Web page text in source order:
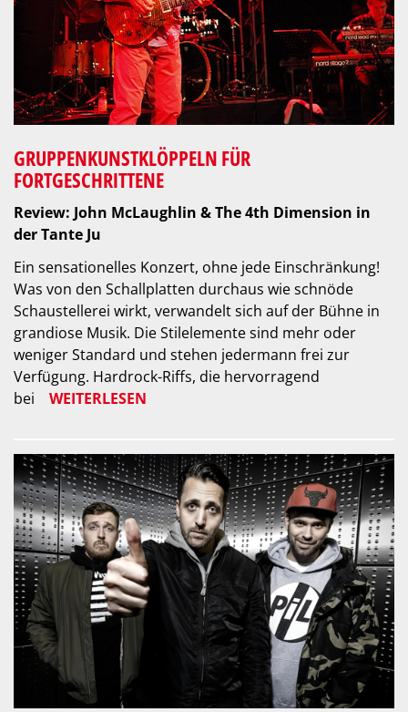
GRUPPENKUNSTKLÖPPELN FÜR
FORTGESCHRITTENE
Review: John McLaughlin & The 4th Dimension in
der Tante Ju
Ein sensationelles Konzert, ohne jede Einschränkung!
Was von den Schallplatten durchaus wie schnöde
Schaustellerei wirkt, verwandelt sich auf der Bühne in
grandiose Musik. Die Stilelemente sind mehr oder
weniger Standard und stehen jedermann frei zur
Verfügung. Hardrock-Riffs, die hervorragend
bei
WEITERLESEN